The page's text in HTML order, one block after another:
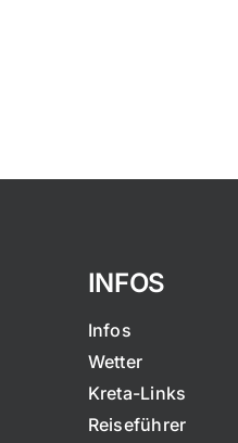
INFOS
Infos
Wetter
Kreta-Links
Reiseführer